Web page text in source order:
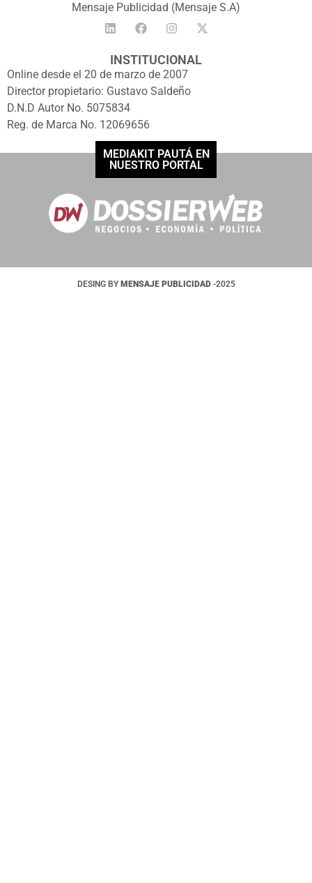
Mensaje Publicidad (Mensaje S.A)
INSTITUCIONAL
Online desde el 20 de marzo de 2007
Director propietario: Gustavo Saldeño
D.N.D Autor No. 5075834
Reg. de Marca No. 12069656
MEDIAKIT PAUTÁ EN
NUESTRO PORTAL
DESING BY MENSAJE PUBLICIDAD -2025